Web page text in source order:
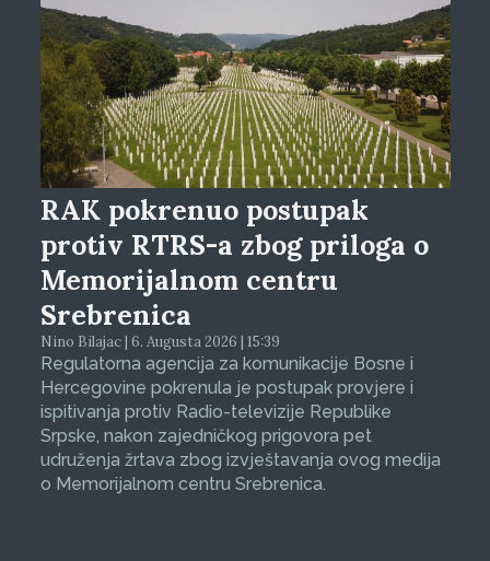
RAK pokrenuo postupak
protiv RTRS-a zbog priloga o
Memorijalnom centru
Srebrenica
Nino Bilajac | 6. Augusta 2026 | 15:39
Regulatorna agencija za komunikacije Bosne i
Hercegovine pokrenula je postupak provjere i
ispitivanja protiv Radio-televizije Republike
Srpske, nakon zajedničkog prigovora pet
udruženja žrtava zbog izvještavanja ovog medija
o Memorijalnom centru Srebrenica.